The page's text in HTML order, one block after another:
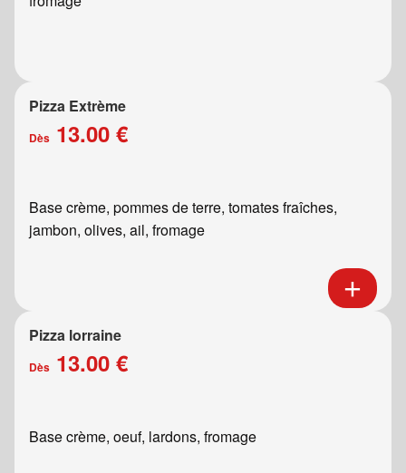
Pizza Extrème
Dès 13.00 €
Base crème, pommes de terre, tomates fraîches,
jambon, olives, ail, fromage
Pizza lorraine
Dès 13.00 €
Base crème, oeuf, lardons, fromage